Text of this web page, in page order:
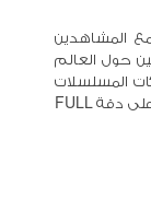
المشاهدين
حول العالم
المسلسلات
والأعمال العربية الحصرية عبر الانترنت كاملة وبأعلى دقة FULL